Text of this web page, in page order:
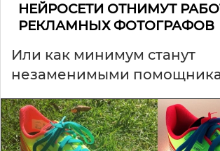
НЕЙРОСЕТИ ОТНИМУТ
РЕКЛАМНЫХ ФОТОГРАФОВ
Или как минимум станут
незаменимыми